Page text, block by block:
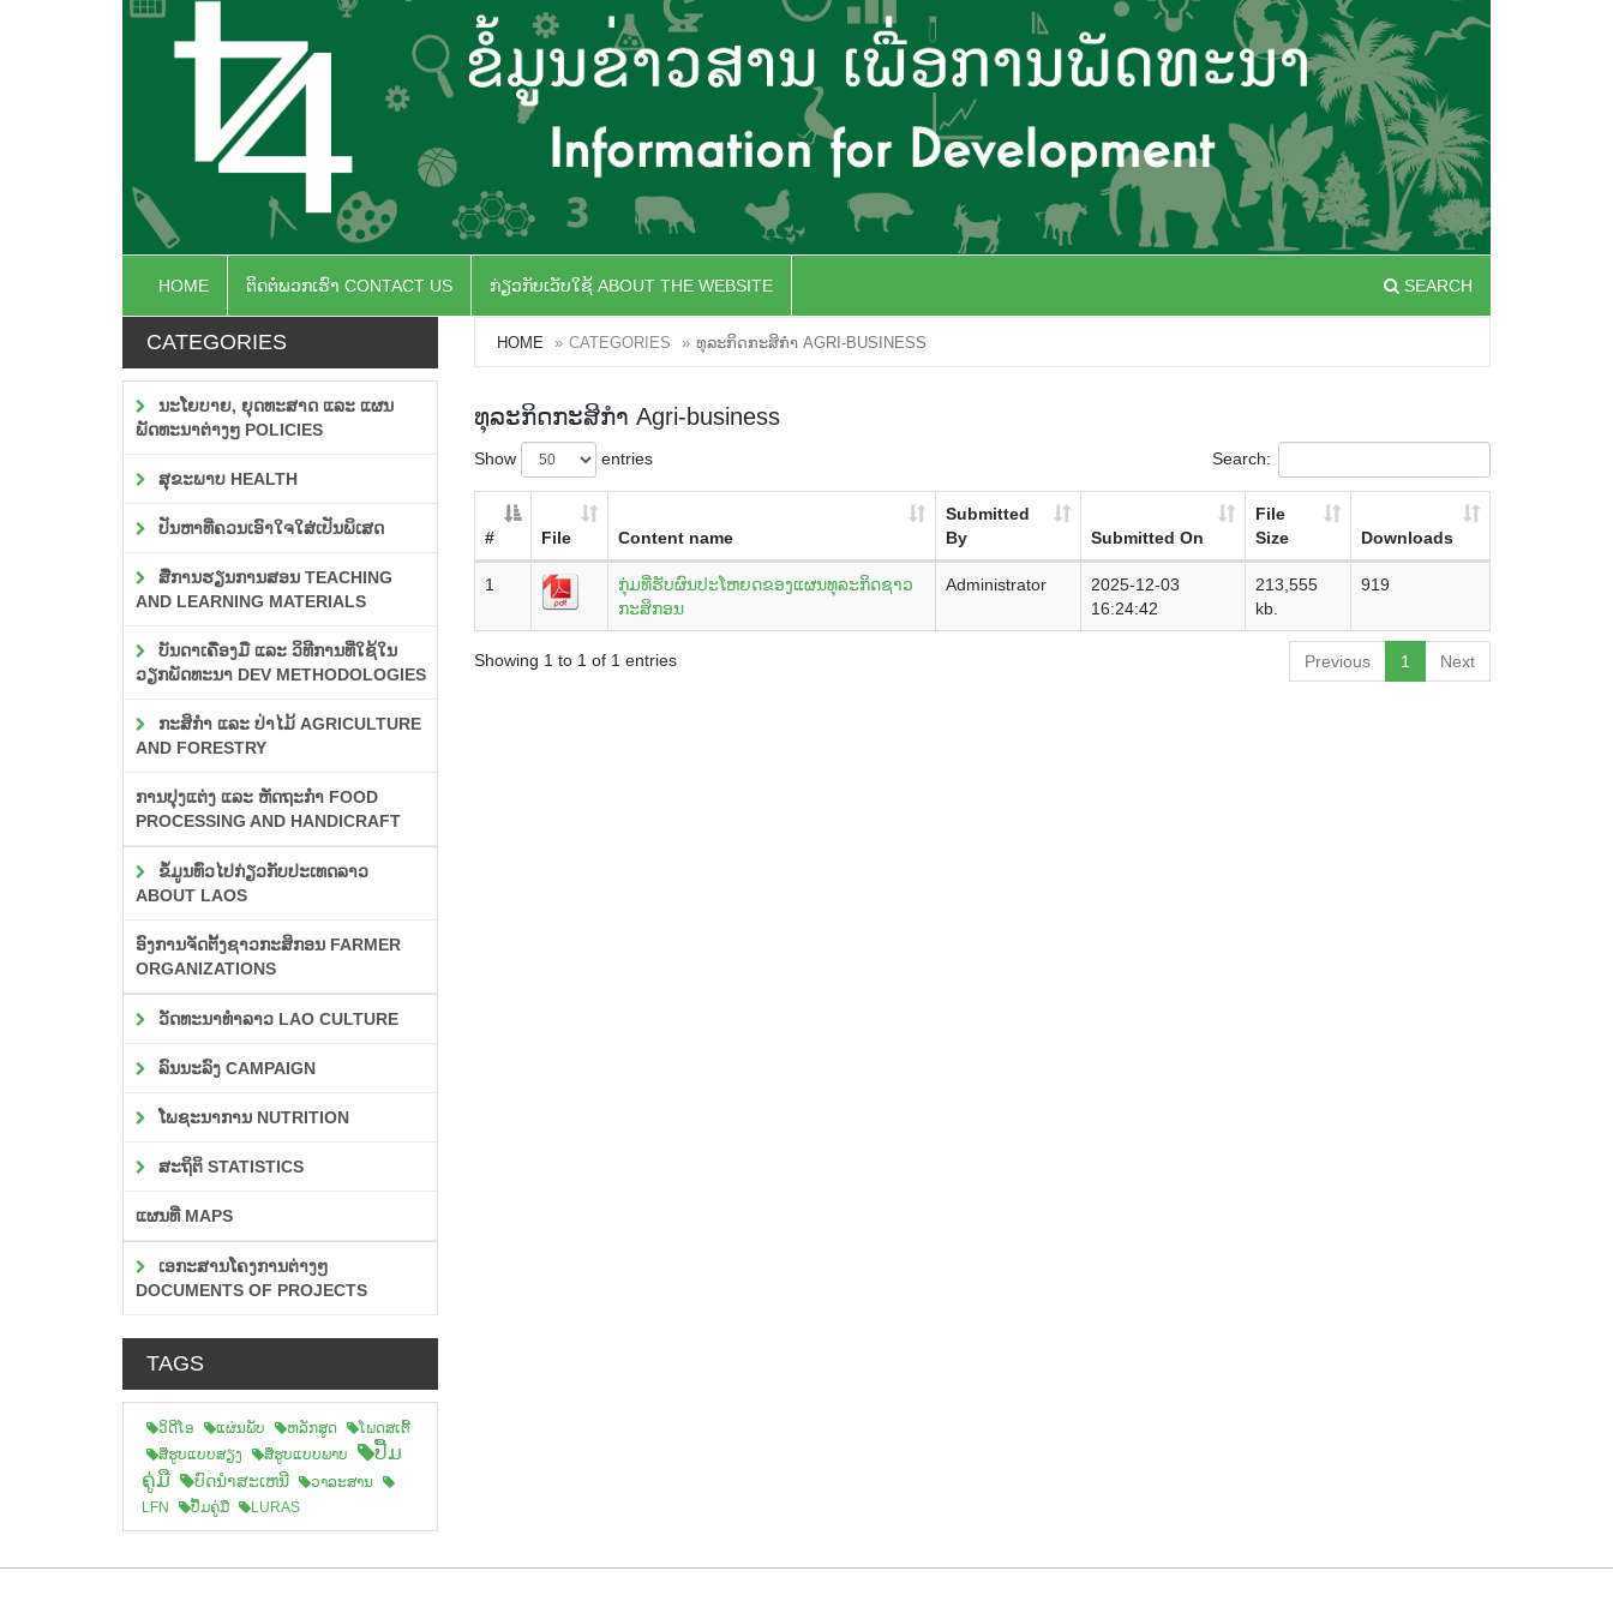
HOME ຕິດຕໍ່ພວກເຮົາ CONTACT US ກ່ຽວກັບເວັບໃຊ້ ABOUT THE WEBSITE SEARCH
CATEGORIES
ນະໂຍບາຍ, ຍຸດທະສາດ ແລະ ແຜນ
ພັດທະນາຕ່າງໆ POLICIES
ສຸຂະພາບ HEALTH
ປັນຫາທີ່ຄວນເອົາໃຈໃສ່ເປັນພິເສດ
ສື່ການຮຽນການສອນ TEACHING
AND LEARNING MATERIALS
ບັນດາເຄື່ອງມື ແລະ ວິທີການທີ່ໃຊ້ໃນ
ວຽກພັດທະນາ DEV METHODOLOGIES
ກະສິກຳ ແລະ ປ່າໄມ້ AGRICULTURE
AND FORESTRY
ການປຸງແຕ່ງ ແລະ ຫັດຖະກຳ FOOD
PROCESSING AND HANDICRAFT
ຂໍ້ມູນທົ່ວໄປກ່ຽວກັບປະເທດລາວ
ABOUT LAOS
ອົງການຈັດຕັ້ງຊາວກະສິກອນ FARMER
ORGANIZATIONS
ວັດທະນາທຳລາວ LAO CULTURE
ລົນນະລົງ CAMPAIGN
ໂພຊະນາການ NUTRITION
ສະຖິຕິ STATISTICS
ແຜນທີ່ MAPS
ເອກະສານໂຄງການຕ່າງໆ
DOCUMENTS OF PROJECTS
TAGS
ວິດີໂອ ແຜ່ນພັບ ຫລັກສູດ
ໂພດສເຕີ້
ສືຮູບແບບສຽງ
ສື່ຮູບແບບພາບ
ປື້ມ
ຄູ່ມື
ບົດນຳສະເຫນີ
ວາລະສານ
LFN
ປື້ມຄູ່ມື LURAS
HOME CATEGORIES ທຸລະກິດກະສິກຳ AGRI-BUSINESS
ທຸລະກິດກະສິກຳ Agri-business
Show entries Search:
# File Content name
Submitted
By
Submitted On
File
Size
Downloads
1
ກຸ່ມທີ່ຮັບຜົນປະໂຫຍດຂອງແຜນທຸລະກິດຊາວ
ກະສິກອນ
Administrator
2025-12-03
16:24:42
213,555
kb.
919
Showing 1 to 1 of 1 entries Previous 1 Next